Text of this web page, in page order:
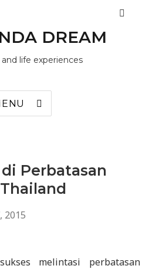
DREAM
life experiences
Perbatasan
2015
melintasi perbatasan